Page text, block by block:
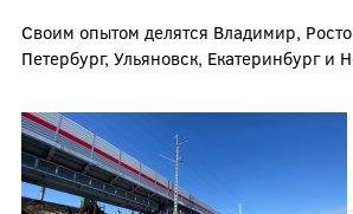
Своим опытом делятся Владимир,
Петербург, Ульяновск, Екатеринбург и